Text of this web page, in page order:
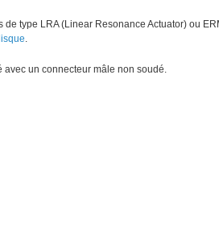
type LRA (Linear Resonance Actuator) ou
.
avec un connecteur mâle non soudé.